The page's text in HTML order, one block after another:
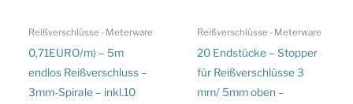
Reißverschlüsse - Meterware
0,71EURO/m) – 5m
endlos Reißverschluss –
3mm-Spirale – inkl.10
Reißverschlüsse - Meterware
20 Endstücke – Stopper
für Reißverschlüsse 3
mm/ 5mm oben –